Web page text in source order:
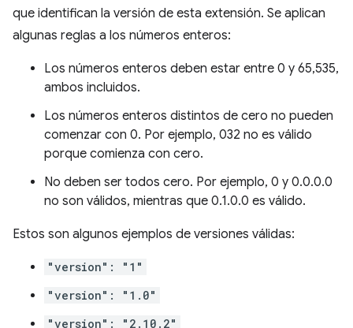
que identifican la versión de esta extensión. Se aplican
algunas reglas a los números enteros:
Los números enteros deben estar entre 0 y 65,535,
ambos incluidos.
Los números enteros distintos de cero no pueden
comenzar con 0. Por ejemplo, 032 no es válido
porque comienza con cero.
No deben ser todos cero. Por ejemplo, 0 y 0.0.0.0
no son válidos, mientras que 0.1.0.0 es válido.
Estos son algunos ejemplos de versiones válidas:
"version": "1"
"version": "1.0"
"version": "2.10.2"